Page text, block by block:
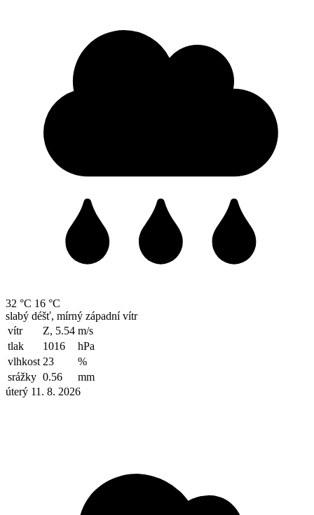
32 °C 16 °C
slabý déšť, mírný západní vítr
vítr
Z, 5.54 m/s
tlak
1016
hPa
vlhkost 23
%
srážky 0.56
mm
úterý 11. 8. 2026